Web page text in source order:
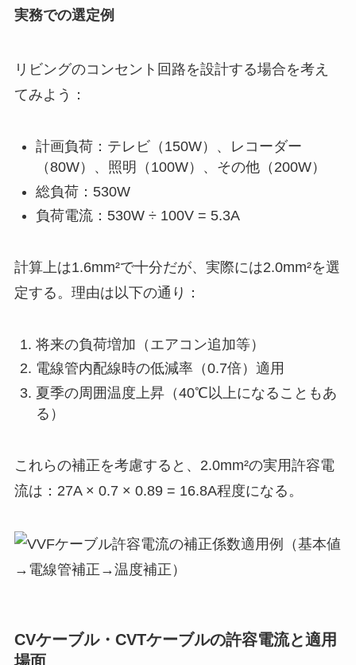
実務での選定例
リビングのコンセント回路を設計する場合を考え
てみよう：
計画負荷：テレビ（150W）、レコーダー
（80W）、照明（100W）、その他（200W）
総負荷：530W
負荷電流：530W ÷ 100V = 5.3A
計算上は1.6mm²で十分だが、実際には2.0mm²を選
定する。理由は以下の通り：
将来の負荷増加（エアコン追加等）
電線管内配線時の低減率（0.7倍）適用
夏季の周囲温度上昇（40℃以上になることもあ
る）
これらの補正を考慮すると、2.0mm²の実用許容電
流は：27A × 0.7 × 0.89 = 16.8A程度になる。
CVケーブル・CVTケーブルの許容電流と適用
場面